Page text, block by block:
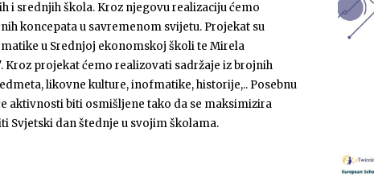
i srednjih škola. Kroz njegovu realizaciju ćemo
koncepata u savremenom svijetu. Projekat su
u Srednjoj ekonomskoj školi te Mirela
Kroz projekat ćemo realizovati sadržaje iz brojnih
likovne kulture, inofmatike, historije,.. Posebnu
aktivnosti biti osmišljene tako da se maksimizira
Svjetski dan štednje u svojim školama.